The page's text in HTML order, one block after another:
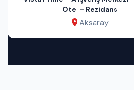
Otel – Rezidans
Aksaray